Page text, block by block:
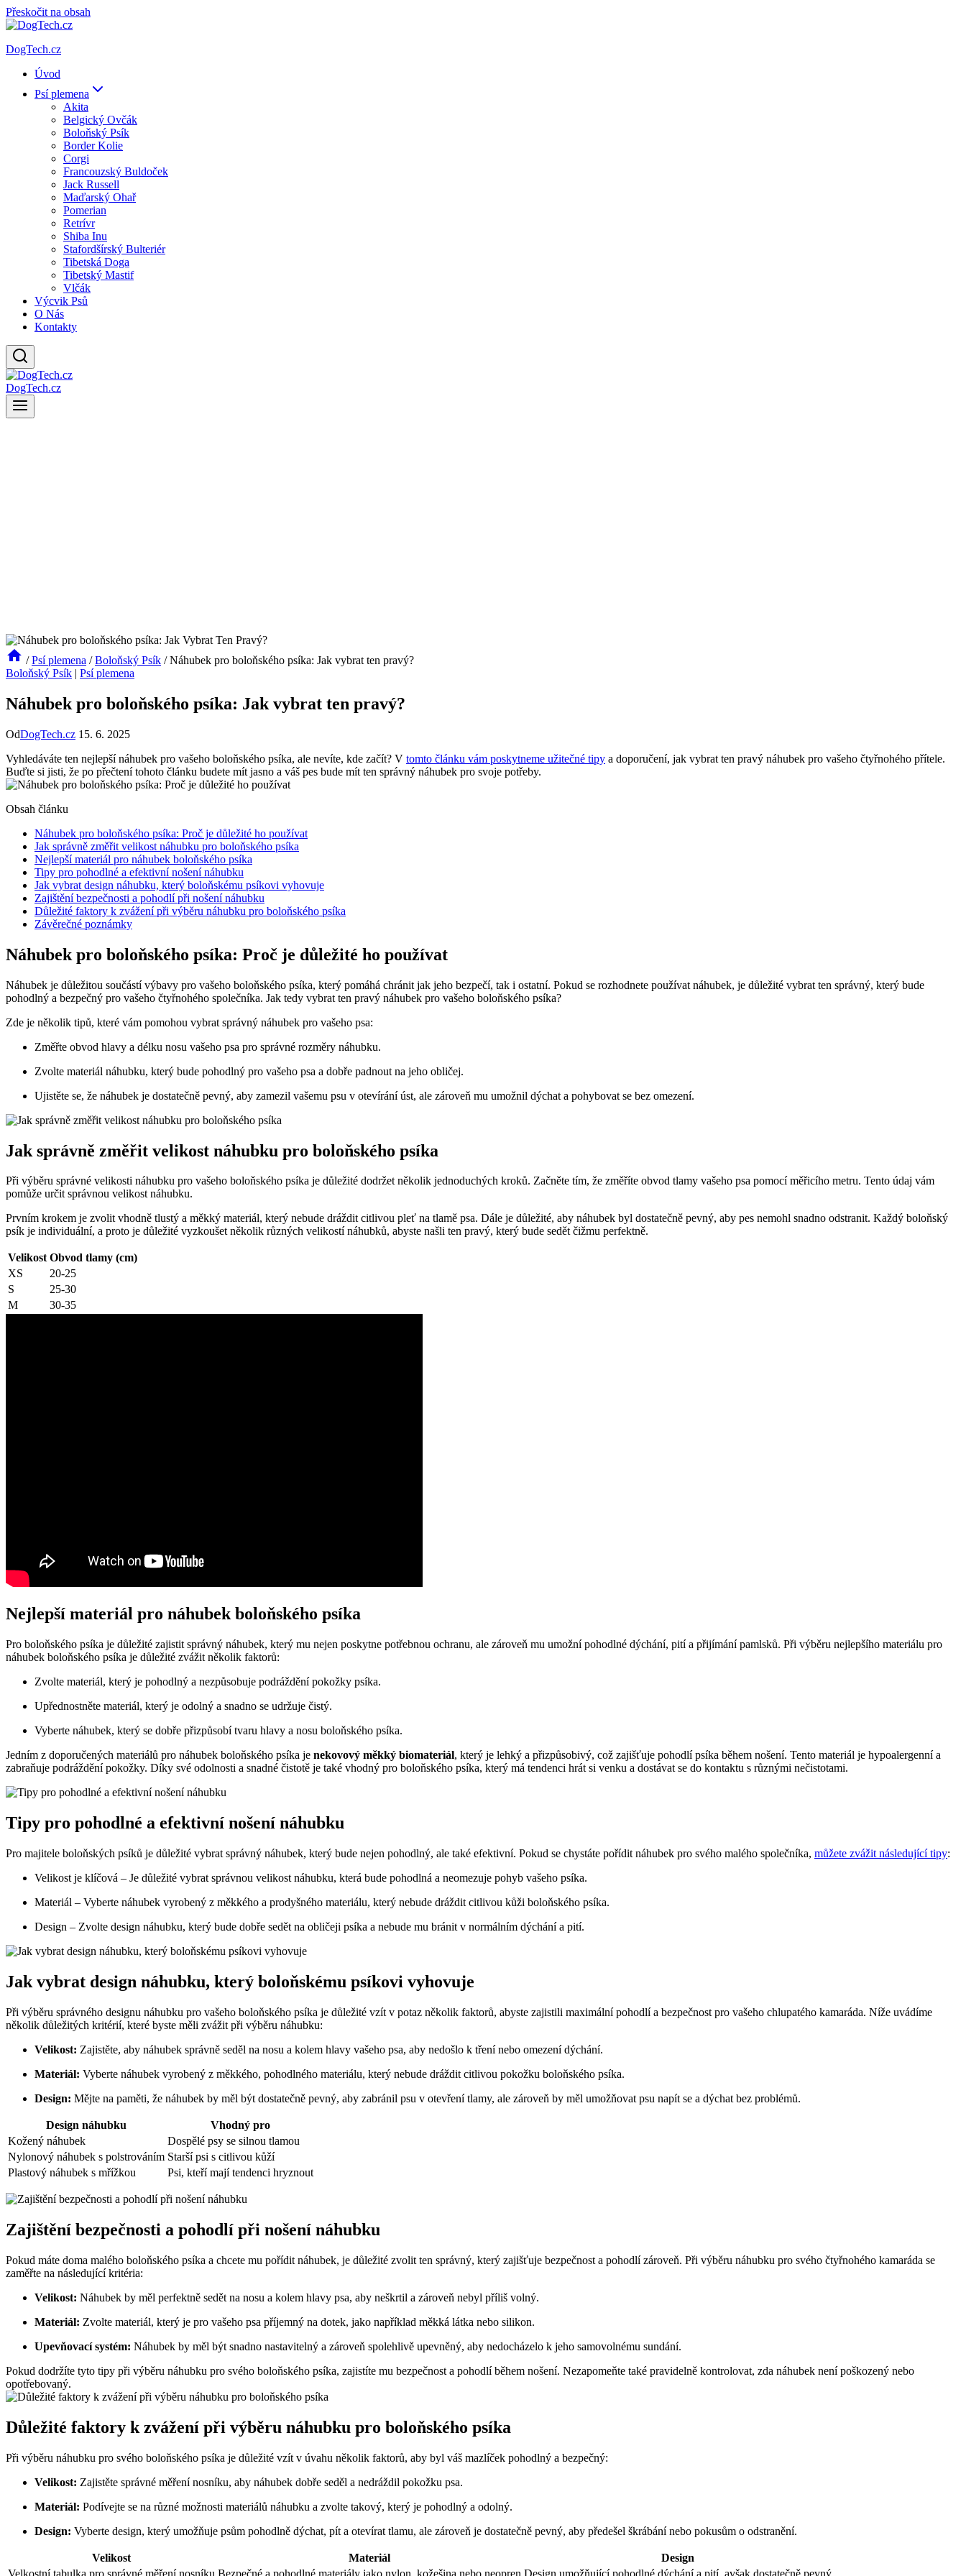
Přeskočit na obsah
DogTech.cz
Úvod
Psí plemena
Akita
Belgický Ovčák
Boloňský Psík
Border Kolie
Corgi
Francouzský Buldoček
Jack Russell
Maďarský Ohař
Pomerian
Retrívr
Shiba Inu
Stafordšírský Bulteriér
Tibetská Doga
Tibetský Mastif
Vlčák
Výcvik Psů
O Nás
Kontakty
DogTech.cz
/ Psí plemena / Boloňský Psík / Náhubek pro boloňského psíka: Jak vybrat ten pravý?
Boloňský Psík | Psí plemena
Náhubek pro boloňského psíka: Jak vybrat ten pravý?
OdDogTech.cz 15. 6. 2025
Vyhledáváte ten nejlepší náhubek pro vašeho boloňského psíka, ale nevíte, kde začít? V tomto článku vám poskytneme užitečné tipy a doporučení, jak vybrat ten pravý náhubek pro vašeho čtyřnohého přítele.
Buďte si jisti, že po přečtení tohoto článku budete mít jasno a váš pes bude mít ten správný náhubek pro svoje potřeby.
Obsah článku
Náhubek pro boloňského psíka: Proč je důležité ho používat
Jak správně změřit velikost náhubku pro boloňského psíka
Nejlepší materiál pro náhubek boloňského psíka
Tipy pro pohodlné a efektivní nošení náhubku
Jak vybrat design náhubku, který boloňskému psíkovi vyhovuje
Zajištění bezpečnosti a pohodlí při nošení náhubku
Důležité faktory k zvážení při výběru náhubku pro boloňského psíka
Závěrečné poznámky
Náhubek pro boloňského psíka: Proč je důležité ho používat
Náhubek je důležitou součástí výbavy pro vašeho boloňského psíka, který pomáhá chránit jak jeho bezpečí, tak i ostatní. Pokud se rozhodnete používat náhubek, je důležité vybrat ten správný, který bude
pohodlný a bezpečný pro vašeho čtyřnohého společníka. Jak tedy vybrat ten pravý náhubek pro vašeho boloňského psíka?
Zde je několik tipů, které vám pomohou vybrat správný náhubek pro vašeho psa:
Změřte obvod hlavy a délku nosu vašeho psa pro správné rozměry náhubku.
Zvolte materiál náhubku, který bude pohodlný pro vašeho psa a dobře padnout na jeho obličej.
Ujistěte se, že náhubek je dostatečně pevný, aby zamezil vašemu psu v otevírání úst, ale zároveň mu umožnil dýchat a pohybovat se bez omezení.
Jak správně změřit velikost náhubku pro boloňského psíka
Při výběru správné velikosti náhubku pro vašeho boloňského psíka je důležité dodržet několik jednoduchých kroků. Začněte tím, že změříte obvod tlamy vašeho psa pomocí měřicího metru. Tento údaj vám
pomůže určit správnou velikost náhubku.
Prvním krokem je zvolit vhodně tlustý a měkký materiál, který nebude dráždit citlivou pleť na tlamě psa. Dále je důležité, aby náhubek byl dostatečně pevný, aby pes nemohl snadno odstranit. Každý boloňský
psík je individuální, a proto je důležité vyzkoušet několik různých velikostí náhubků, abyste našli ten pravý, který bude sedět čižmu perfektně.
Velikost Obvod tlamy (cm)
XS
20-25
S
25-30
M
30-35
Nejlepší materiál pro náhubek boloňského psíka
Pro boloňského psíka je důležité zajistit správný náhubek, který mu nejen poskytne potřebnou ochranu, ale zároveň mu umožní pohodlné dýchání, pití a přijímání pamlsků. Při výběru nejlepšího materiálu pro
náhubek boloňského psíka je důležité zvážit několik faktorů:
Zvolte materiál, který je pohodlný a nezpůsobuje podráždění pokožky psíka.
Upřednostněte materiál, který je odolný a snadno se udržuje čistý.
Vyberte náhubek, který se dobře přizpůsobí tvaru hlavy a nosu boloňského psíka.
Jedním z doporučených materiálů pro náhubek boloňského psíka je nekovový měkký biomateriál, který je lehký a přizpůsobivý, což zajišťuje pohodlí psíka během nošení. Tento materiál je hypoalergenní a
zabraňuje podráždění pokožky. Díky své odolnosti a snadné čistotě je také vhodný pro boloňského psíka, který má tendenci hrát si venku a dostávat se do kontaktu s různými nečistotami.
Tipy pro pohodlné a efektivní nošení náhubku
Pro majitele boloňských psíků je důležité vybrat správný náhubek, který bude nejen pohodlný, ale také efektivní. Pokud se chystáte pořídit náhubek pro svého malého společníka, můžete zvážit následující tipy:
Velikost je klíčová – Je důležité vybrat správnou velikost náhubku, která bude pohodlná a neomezuje pohyb vašeho psíka.
Materiál – Vyberte náhubek vyrobený z měkkého a prodyšného materiálu, který nebude dráždit citlivou kůži boloňského psíka.
Design – Zvolte design náhubku, který bude dobře sedět na obličeji psíka a nebude mu bránit v normálním dýchání a pití.
Jak vybrat design náhubku, který boloňskému psíkovi vyhovuje
Při výběru správného designu náhubku pro vašeho boloňského psíka je důležité vzít v potaz několik faktorů, abyste zajistili maximální pohodlí a bezpečnost pro vašeho chlupatého kamaráda. Níže uvádíme
několik důležitých kritérií, které byste měli zvážit při výběru náhubku:
Velikost: Zajistěte, aby náhubek správně seděl na nosu a kolem hlavy vašeho psa, aby nedošlo k tření nebo omezení dýchání.
Materiál: Vyberte náhubek vyrobený z měkkého, pohodlného materiálu, který nebude dráždit citlivou pokožku boloňského psíka.
Design: Mějte na paměti, že náhubek by měl být dostatečně pevný, aby zabránil psu v otevření tlamy, ale zároveň by měl umožňovat psu napít se a dýchat bez problémů.
Design náhubku
Vhodný pro
Kožený náhubek
Dospělé psy se silnou tlamou
Nylonový náhubek s polstrováním Starší psi s citlivou kůží
Plastový náhubek s mřížkou
Psi, kteří mají tendenci hryznout
Zajištění bezpečnosti a pohodlí při nošení náhubku
Pokud máte doma malého boloňského psíka a chcete mu pořídit náhubek, je důležité zvolit ten správný, který zajišťuje bezpečnost a pohodlí zároveň. Při výběru náhubku pro svého čtyřnohého kamaráda se
zaměřte na následující kritéria:
Velikost: Náhubek by měl perfektně sedět na nosu a kolem hlavy psa, aby neškrtil a zároveň nebyl příliš volný.
Materiál: Zvolte materiál, který je pro vašeho psa příjemný na dotek, jako například měkká látka nebo silikon.
Upevňovací systém: Náhubek by měl být snadno nastavitelný a zároveň spolehlivě upevněný, aby nedocházelo k jeho samovolnému sundání.
Pokud dodržíte tyto tipy při výběru náhubku pro svého boloňského psíka, zajistíte mu bezpečnost a pohodlí během nošení. Nezapomeňte také pravidelně kontrolovat, zda náhubek není poškozený nebo
opotřebovaný.
Důležité faktory k zvážení při výběru náhubku pro boloňského psíka
Při výběru náhubku pro svého boloňského psíka je důležité vzít v úvahu několik faktorů, aby byl váš mazlíček pohodlný a bezpečný:
Velikost: Zajistěte správné měření nosníku, aby náhubek dobře seděl a nedráždil pokožku psa.
Materiál: Podívejte se na různé možnosti materiálů náhubku a zvolte takový, který je pohodlný a odolný.
Design: Vyberte design, který umožňuje psům pohodlně dýchat, pít a otevírat tlamu, ale zároveň je dostatečně pevný, aby předešel škrábání nebo pokusům o odstranění.
Velikost Materiál
Design
Velkostní tabulka pro správné měření nosníku Bezpečné a pohodlné materiály jako nylon, kožešina nebo neopren Design umožňující pohodlné dýchání a pití, avšak dostatečně pevný